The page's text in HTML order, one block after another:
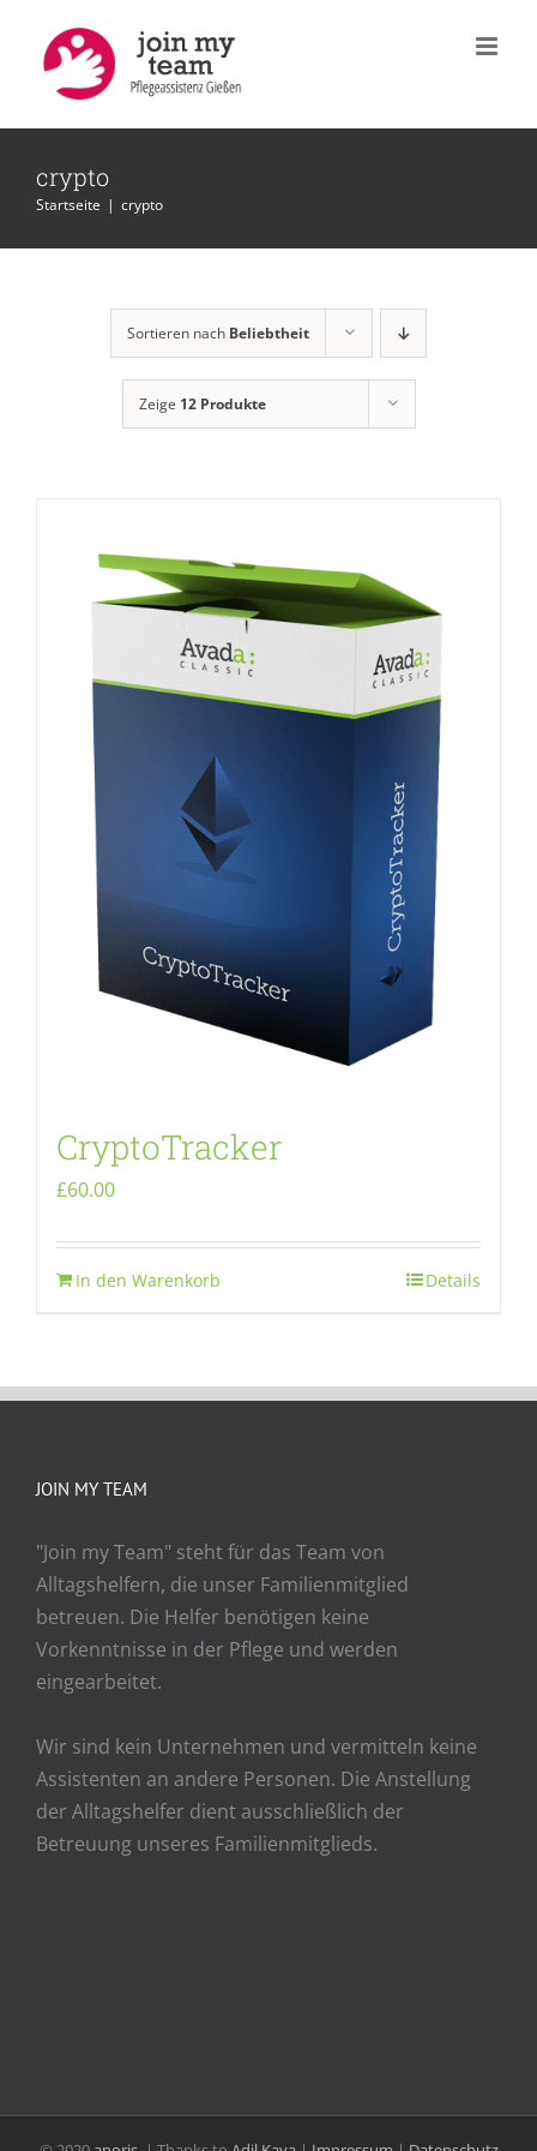
Inhalt
springen
crypto
Startseite | crypto
Sortieren nach Beliebtheit
Zeige 12 Produkte
CryptoTracker
£60.00
In den Warenkorb Details
JOIN MY TEAM
"Join my Team" steht für das Team von
Alltagshelfern, die unser Familienmitglied
betreuen. Die Helfer benötigen keine
Vorkenntnisse in der Pflege und werden
eingearbeitet.
Wir sind kein Unternehmen und vermitteln keine
Assistenten an andere Personen. Die Anstellung
der Alltagshelfer dient ausschließlich der
Betreuung unseres Familienmitglieds.